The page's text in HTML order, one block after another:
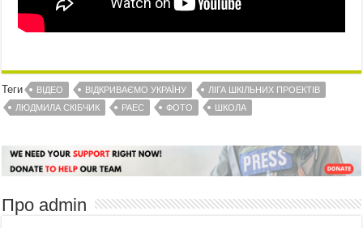
Теги ВІДЕО ВІДКРИВАЄМО УКРАЇНУ
ЛІГА ШКІЛЬНИХ ПРОЕКТІВ
ЛЮДМИЛА СКІБЧИК
РАЕС ФОТО ШКОЛА
Про admin